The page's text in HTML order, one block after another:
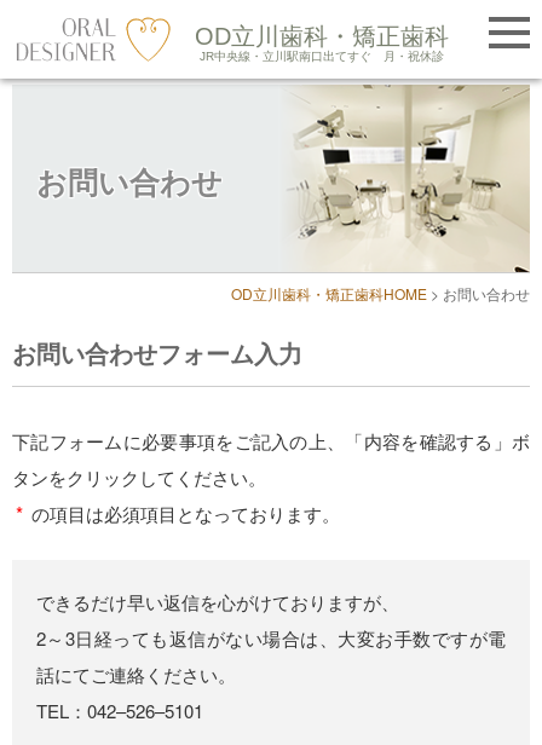
content
OD立川歯科・矯正歯科
JR中央線・立川駅南口出てすぐ 月・祝休診
LINE友だち追加
お問い合わせ
OD立川歯科・矯正歯科HOME > お問い合わせ
お問い合わせフォーム入力
下記フォームに必要事項をご記入の上、「内容を確認する」ボ
タンをクリックしてください。
* の項目は必須項目となっております。
できるだけ早い返信を心がけておりますが、
2～3日経っても返信がない場合は、大変お手数ですが電
話にてご連絡ください。
TEL：042–526–5101